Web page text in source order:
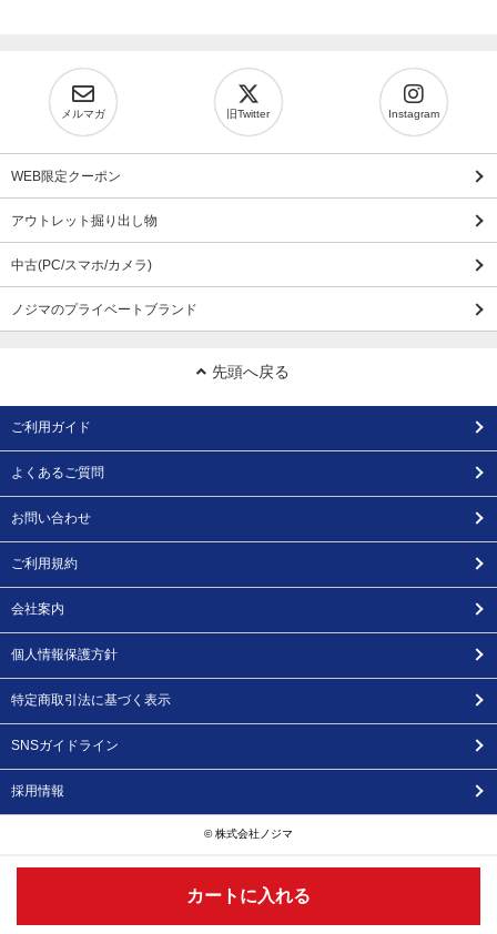
カートに入れる
メルマガ 旧Twitter Instagram
WEB限定クーポン
アウトレット掘り出し物
中古(PC/スマホ/カメラ)
ノジマのプライベートブランド
先頭へ戻る
ご利用ガイド
よくあるご質問
お問い合わせ
ご利用規約
会社案内
個人情報保護方針
特定商取引法に基づく表示
SNSガイドライン
採用情報
© 株式会社ノジマ